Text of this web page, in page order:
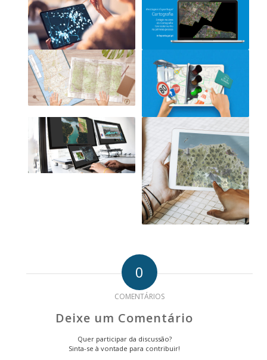
0
COMENTÁRIOS
Deixe um Comentário
Quer participar da discussão?
Sinta-se à vontade para contribuir!